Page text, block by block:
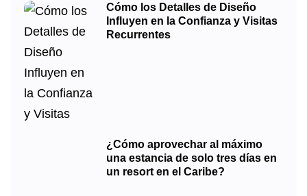
Cómo los Detalles de Diseño
Influyen en la Confianza y Visitas
Recurrentes
¿Cómo aprovechar al máximo
una estancia de solo tres días en
un resort en el Caribe?